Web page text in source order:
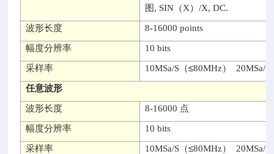
图 , SIN（X）/X, DC.
波形长度 8-16000 points
幅度分辨率 10 bits
采样率 10MSa/S（≤80MHz） 20MSa/
任意波形
波形长度 8-16000 点
幅度分辨率 10 bits
采样率 10MSa/S（≤80MHz） 20MSa/